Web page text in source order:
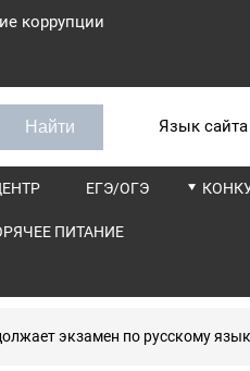
коррупции
Язык сайта
ЕГЭ/ОГЭ
ПИТАНИЕ
экзамен по русскому